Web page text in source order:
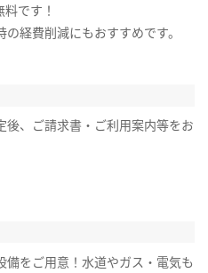
です！
経費削減にもおすすめです。
後、ご請求書・ご利用案内等をお
備をご用意！水道やガス・電気も